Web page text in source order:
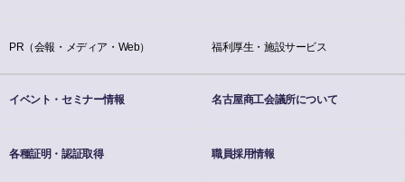
PR（会報・メディア・Web） 福利厚生・施設サービス
イベント・セミナー情報
各種証明・認証取得
名古屋商工会議所について
職員採用情報